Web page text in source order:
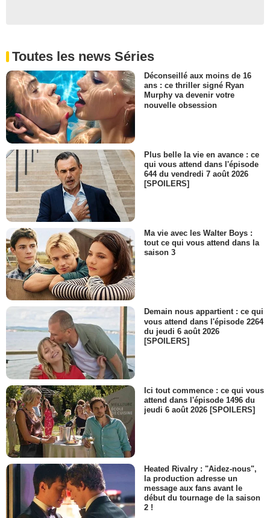
Toutes les news Séries
Déconseillé aux moins de 16
ans : ce thriller signé Ryan
Murphy va devenir votre
nouvelle obsession
Plus belle la vie en avance : ce
qui vous attend dans l'épisode
644 du vendredi 7 août 2026
[SPOILERS]
Ma vie avec les Walter Boys :
tout ce qui vous attend dans la
saison 3
Demain nous appartient : ce qui
vous attend dans l'épisode 2264
du jeudi 6 août 2026
[SPOILERS]
Ici tout commence : ce qui vous
attend dans l'épisode 1496 du
jeudi 6 août 2026 [SPOILERS]
Heated Rivalry : "Aidez-nous",
la production adresse un
message aux fans avant le
début du tournage de la saison
2 !